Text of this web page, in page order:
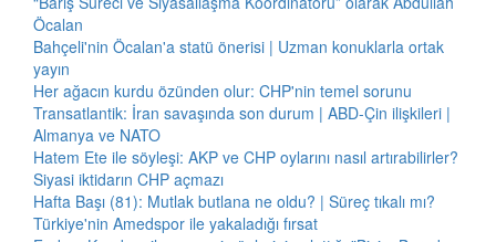
Öcalan
Bahçeli'nin Öcalan'a statü önerisi | Uzman konuklarla ortak
yayın
Her ağacın kurdu özünden olur: CHP'nin temel sorunu
Transatlantik: İran savaşında son durum | ABD-Çin ilişkileri |
Almanya ve NATO
Hatem Ete ile söyleşi: AKP ve CHP oylarını nasıl artırabilirler?
Siyasi iktidarın CHP açmazı
Hafta Başı (81): Mutlak butlana ne oldu? | Süreç tıkalı mı?
Türkiye'nin Amedspor ile yakaladığı fırsat